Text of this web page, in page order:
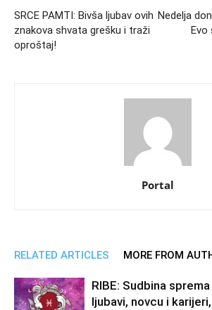
SRCE PAMTI: Bivša ljubav ovih
znakova shvata grešku i traži
oproštaj!
Nedelja
Evo
Portal
RELATED ARTICLES MORE FROM
RIBE: Sudbina
ljubavi, novcu i